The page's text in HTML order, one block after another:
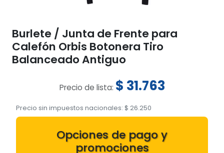
Burlete / Junta de Frente para
Calefón Orbis Botonera Tiro
Balanceado Antiguo
Precio de lista: $ 31.763
Precio sin impuestos nacionales: $ 26.250
Opciones de pago y
promociones